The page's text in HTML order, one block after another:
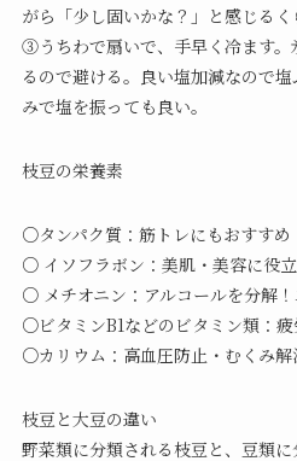
がら「少し固いかな？」と感じるく
③うちわで扇いで、手早く冷ます。
るので避ける。良い塩加減なので
みで塩を振っても良い。
枝豆の栄養素
○タンパク質：筋トレにもおすすめ
○ イソフラボン：美肌・美容に役
○ メチオニン：アルコールを分解
○ビタミンB1などのビタミン類：
○カリウム：高血圧防止・むくみ解
枝豆と大豆の違い
野菜類に分類される枝豆と、豆類